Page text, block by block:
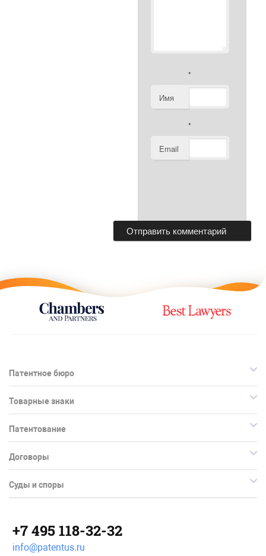
Имя
*
Email
*
Патентное бюро
Товарные знаки
Патентование
Договоры
Суды и споры
+7 495 118-32-32
info@patentus.ru